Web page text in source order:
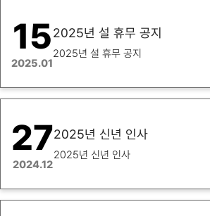
15
2025.01
2025년 설 휴무 공지
2025년 설 휴무 공지
27
2024.12
2025년 신년 인사
2025년 신년 인사